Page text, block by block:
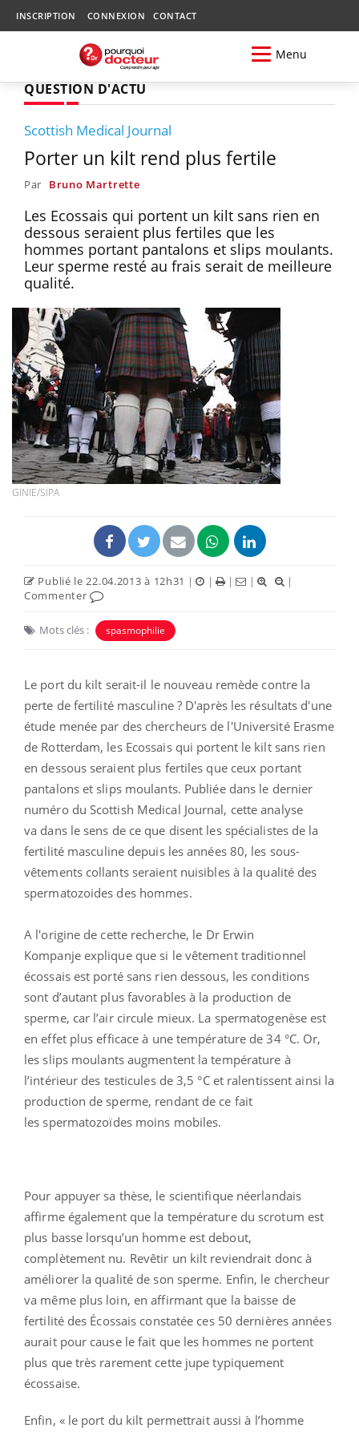
INSCRIPTION CONNEXION CONTACT
Menu
QUESTION D'ACTU
Scottish Medical Journal
Porter un kilt rend plus fertile
Par Bruno Martrette
Les Ecossais qui portent un kilt sans rien en
dessous seraient plus fertiles que les
hommes portant pantalons et slips moulants.
Leur sperme resté au frais serait de meilleure
qualité.
GINIE/SIPA
Publié le 22.04.2013 à 12h31 | | | |
|
Commenter
Mots clés : spasmophilie
Le port du kilt serait-il le nouveau remède contre la
perte de fertilité masculine ? D'après les résultats d'une
étude menée par des chercheurs de l'Université Erasme
de Rotterdam, les Ecossais qui portent le kilt sans rien
en dessous seraient plus fertiles que ceux portant
pantalons et slips moulants. Publiée dans le dernier
numéro du Scottish Medical Journal, cette analyse
va dans le sens de ce que disent les spécialistes de la
fertilité masculine depuis les années 80, les sous-
vêtements collants seraient nuisibles à la qualité des
spermatozoides des hommes.
A l'origine de cette recherche, le Dr Erwin
Kompanje explique que si le vêtement traditionnel
écossais est porté sans rien dessous, les conditions
sont d’autant plus favorables à la production de
sperme, car l’air circule mieux. La spermatogenèse est
en effet plus efficace à une température de 34 °C. Or,
les slips moulants augmentent la température à
l’intérieur des testicules de 3,5 °C et ralentissent ainsi la
production de sperme, rendant de ce fait
les spermatozoïdes moins mobiles.
Pour appuyer sa thèse, le scientifique néerlandais
affirme également que la température du scrotum est
plus basse lorsqu’un homme est debout,
complètement nu. Revêtir un kilt reviendrait donc à
améliorer la qualité de son sperme. Enfin, le chercheur
va même plus loin, en affirmant que la baisse de
fertilité des Écossais constatée ces 50 dernières années
aurait pour cause le fait que les hommes ne portent
plus que très rarement cette jupe typiquement
écossaise.
Enfin, « le port du kilt permettrait aussi à l’homme